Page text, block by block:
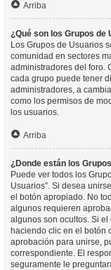
Arriba
¿Qué son los Grupos de
Los Grupos de Usuarios
comunidad en sectores
administradores del foro.
cada grupo puede tener
administradores, a
como los permisos de
los usuarios.
Arriba
¿Donde están los
Puede ver todos los
Usuarios”. Si desea
el botón apropiado. No
algunos requieren
algunos son ocultos. Si
haciendo clic en el botón
aprobación para unirse,
correspondiente. El
seguramente le